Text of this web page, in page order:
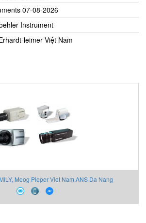
07-08-2026
Instrument
leimer Việt Nam
Moog Pieper Viet Nam,ANS Da Nang